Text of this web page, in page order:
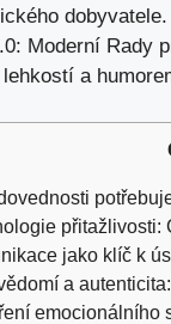
Moderní ​Rady
​a
přitažlivosti:
jako​ klíč k
a
emocionálního⁣